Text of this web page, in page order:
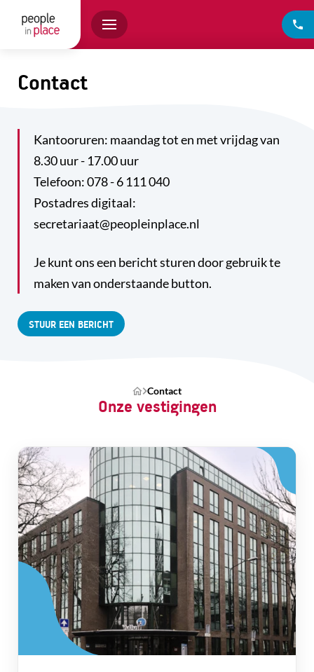
Contact
Kantooruren: maandag tot en met vrijdag van
8.30 uur - 17.00 uur
​Telefoon: 078 - 6 111 040
Postadres digitaal:
secretariaat@peopleinplace.nl
Je kunt ons een bericht sturen door gebruik te
maken van onderstaande button.
STUUR EEN BERICHT
Contact
Onze vestigingen